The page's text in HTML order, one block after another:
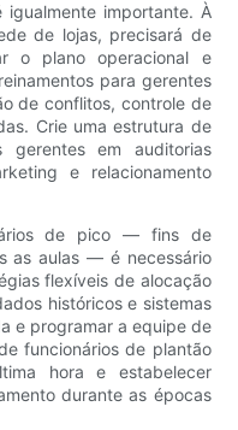
igualmente importante. À
de lojas, precisará de
o plano operacional e
para gerentes
de conflitos, controle de
Crie uma estrutura de
gerentes em auditorias
e relacionamento
de pico — fins de
as aulas — é necessário
flexíveis de alocação
históricos e sistemas
e programar a equipe de
funcionários de plantão
hora e estabelecer
durante as épocas